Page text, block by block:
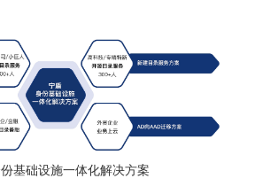
基础设施一体化解决方案